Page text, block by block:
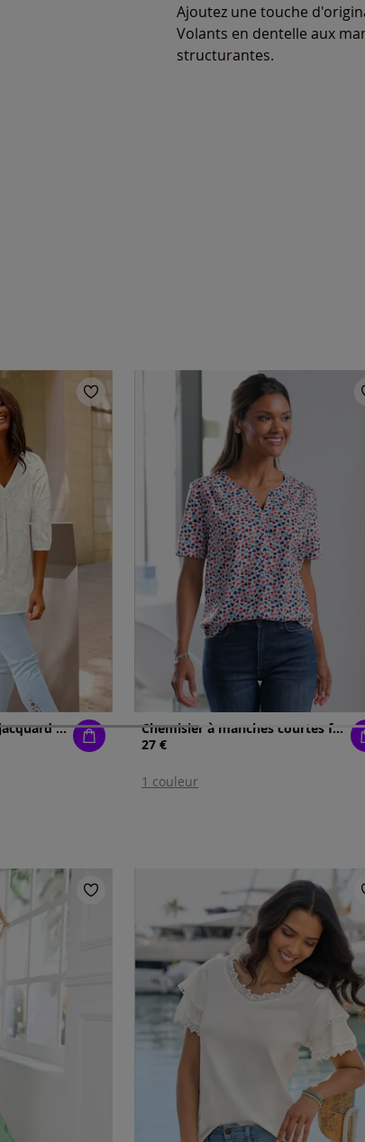
Ajoutez une touche
Volants en dentelle aux
structurantes.
Chemisier long motif jacquard original
Chemisier à manches courtes fronces aux épaules
27 €
1 couleur